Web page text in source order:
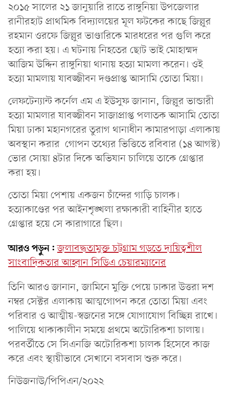
২০১৫ সালের ২১ জানুয়ারি রাতে রাঙ্গুনিয়া উপজেলার
রানীরহাট প্রাথমিক বিদ্যালয়ের মূল ফটকের কাছে জিল্লুর
রহমান ওরফে জিল্লুর ভাণ্ডারিকে মারধরের পর গুলি করে
হত্যা করা হয়। এ ঘটনায় নিহতের ছোট ভাই মোহাম্মদ
আজিম উদ্দিন রাঙ্গুনিয়া থানায় হত্যা মামলা করেন। ওই
হত্যা মামলায় যাবজ্জীবন দণ্ডপ্রাপ্ত আসামি তোতা মিয়া।
লেফটেন্যান্ট কর্নেল এম এ ইউসুফ জানান, জিল্লুর ভান্ডারী
হত্যা মামলার যাবজ্জীবন সাজাপ্রাপ্ত পলাতক আসামি তোতা
মিয়া ঢাকা মহানগরের তুরাগ থানাধীন কামারপাড়া এলাকায়
অবস্থান করার গোপন তথ্যের ভিত্তিতে রবিবার (১৪ আগস্ট)
ভোর সোয়া ৪টার দিকে অভিযান চালিয়ে তাকে গ্রেপ্তার
করা হয়।
তোতা মিয়া পেশায় একজন চাঁন্দের গাড়ি চালক।
হত্যাকাণ্ডের পর আইনশৃঙ্খলা রক্ষাকারী বাহিনীর হাতে
গ্রেপ্তার হয়ে সে কারাগারে ছিল।
আরও পড়ুন: জলাবদ্ধতামুক্ত চট্টগ্রাম গড়তে দায়িত্বশীল
সাংবাদিকতার আহ্বান সিডিএ চেয়ারম্যানের
তিনি আরও জানান, জামিনে মুক্তি পেয়ে ঢাকার উত্তরা দশ
নম্বর সেক্টর এলাকায় আত্মগোপন করে তোতা মিয়া এবং
পরিবার ও আত্মীয়-স্বজনের সঙ্গে যোগাযোগ বিচ্ছিন্ন রাখে।
পালিয়ে থাকাকালীন সময়ে প্রথমে অটোরিকশা চালায়।
পরবর্তীতে সে সিএনজি অটোরিকশা চালক হিসেবে কাজ
করে এবং স্থায়ীভাবে সেখানে বসবাস শুরু করে।
নিউজনাউ/পিপিএন/২০২২